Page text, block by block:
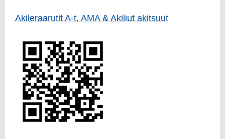
Akileraarutit A-t, AMA & Akiliut akitsuut